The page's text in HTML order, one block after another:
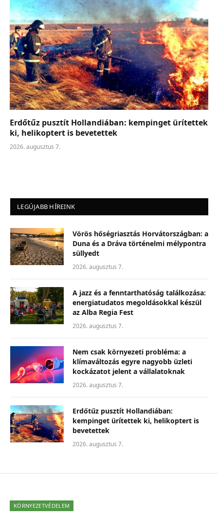
Erdőtűz pusztít Hollandiában: kempinget ürítettek
ki, helikoptert is bevetettek
2026. augusztus 7.
LEGÚJABB HÍREINK
Vörös hőségriasztás Horvátországban: a
Duna és a Dráva történelmi mélypontra
süllyedt
2026. augusztus 7.
A jazz és a fenntarthatóság találkozása:
energiatudatos megoldásokkal készül
az Alba Regia Fest
2026. augusztus 7.
Nem csak környezeti probléma: a
klímaváltozás egyre nagyobb üzleti
kockázatot jelent a vállalatoknak
2026. augusztus 7.
Erdőtűz pusztít Hollandiában:
kempinget ürítettek ki, helikoptert is
bevetettek
2026. augusztus 7.
KÖRNYEZETVÉDELEM